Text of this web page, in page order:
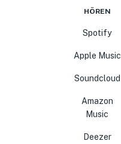
HÖREN
Spotify
Apple Music
Soundcloud
Amazon
Music
Deezer